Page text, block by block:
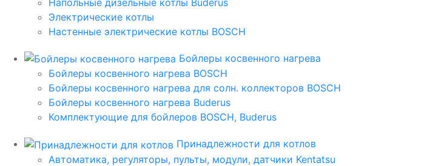
Электрические котлы
Настенные электрические котлы BOSCH
Бойлеры косвенного нагрева
Бойлеры косвенного нагрева BOSCH
Бойлеры косвенного нагрева для солн. коллекторов BOSCH
Бойлеры косвенного нагрева Buderus
Комплектующие для бойлеров BOSCH, Buderus
Принадлежности для котлов
Автоматика, регуляторы, пульты, модули, датчики Kentatsu